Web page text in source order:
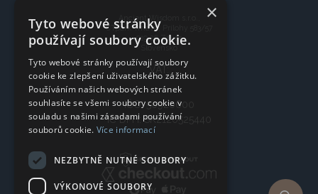
Ancient Wisdom s.r.o.,
CTpark Trnava, Prílohy 583/57
919 26 Zavar
Slovensko
IČO: 50920600
IČ DPH: SK2120525440
×
Tyto webové stránky
používají soubory cookie.
Tyto webové stránky používají soubory
cookie ke zlepšení uživatelského zážitku.
Používáním našich webových stránek
souhlasíte se všemi soubory cookie v
souladu s našimi zásadami používání
souborů cookie. Více informací
NEZBYTNĚ NUTNÉ SOUBORY
VÝKONOVÉ SOUBORY